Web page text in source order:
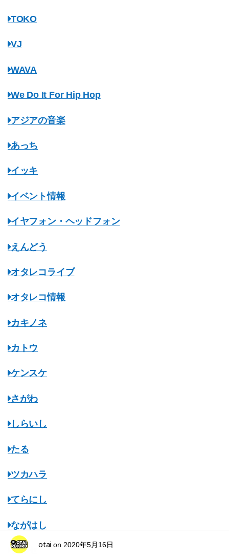
TOKO
VJ
WAVA
We Do It For Hip Hop
アジアの音楽
あっち
イッキ
イベント情報
イヤフォン・ヘッドフォン
えんどう
オタレコライブ
オタレコ情報
カキノネ
カトウ
ケンスケ
さがわ
しらいし
たる
ツカハラ
てらにし
ながはし
ナルセ
otai on 2020年5月16日